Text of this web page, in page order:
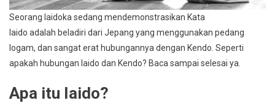
Seorang Iaidoka sedang mendemonstrasikan Kata
Iaido adalah beladiri dari Jepang yang menggunakan pedang
logam, dan sangat erat hubungannya dengan Kendo. Seperti
apakah hubungan Iaido dan Kendo? Baca sampai selesai ya.
Apa itu Iaido?